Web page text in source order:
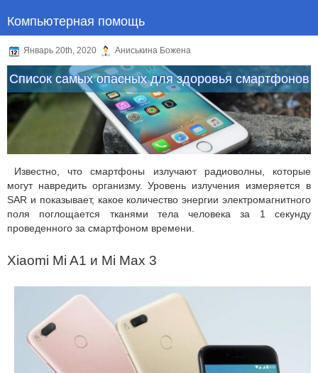
Компьютерная помощь
Январь 20th, 2020 Аниськина Божена
Список самых опасных для здоровья смартфонов
Известно, что смартфоны излучают радиоволны, которые
могут навредить организму. Уровень излучения измеряется в
SAR и показывает, какое количество энергии электромагнитного
поля поглощается тканями тела человека за 1 секунду
проведенного за смартфоном времени.
Xiaomi Mi A1 и Mi Max 3